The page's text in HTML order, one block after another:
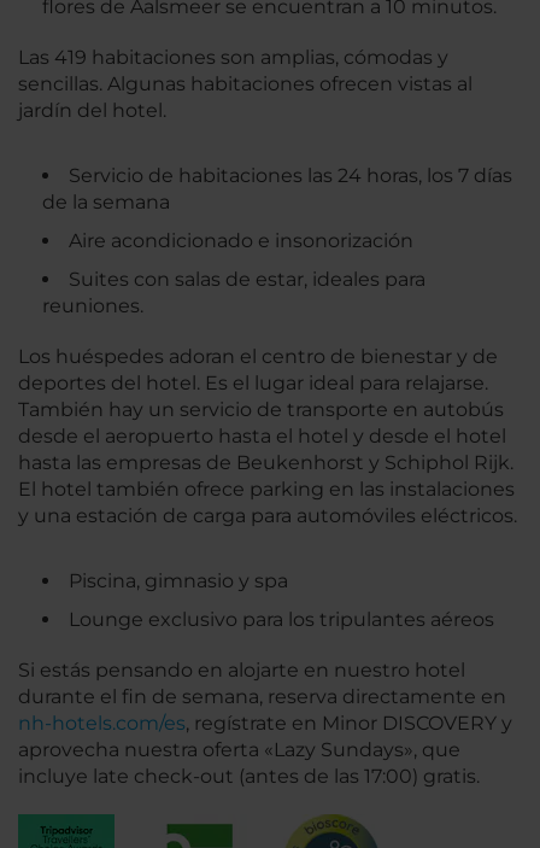
flores de Aalsmeer se encuentran a 10 minutos.
Las 419 habitaciones son amplias, cómodas y
sencillas. Algunas habitaciones ofrecen vistas al
jardín del hotel.
Servicio de habitaciones las 24 horas, los 7 días
de la semana
Aire acondicionado e insonorización
Suites con salas de estar, ideales para
reuniones.
Los huéspedes adoran el centro de bienestar y de
deportes del hotel. Es el lugar ideal para relajarse.
También hay un servicio de transporte en autobús
desde el aeropuerto hasta el hotel y desde el hotel
hasta las empresas de Beukenhorst y Schiphol Rijk.
El hotel también ofrece parking en las instalaciones
y una estación de carga para automóviles eléctricos.
Piscina, gimnasio y spa
Lounge exclusivo para los tripulantes aéreos
Si estás pensando en alojarte en nuestro hotel
durante el fin de semana, reserva directamente en
nh-hotels.com/es, regístrate en Minor DISCOVERY y
aprovecha nuestra oferta «Lazy Sundays», que
incluye late check-out (antes de las 17:00) gratis.